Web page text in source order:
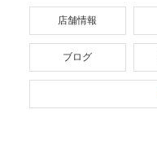
店舗情報
ブログ